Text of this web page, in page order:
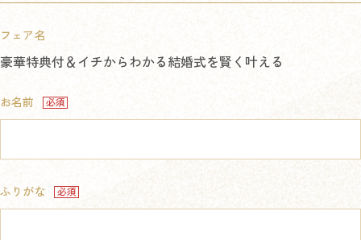
フェア名
豪華特典付＆イチからわかる結婚式を賢く叶える
お名前
ふりがな